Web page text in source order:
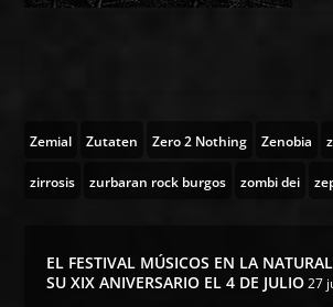
Zemial Zutaten Zero 2 Nothing Zenobia
zirrosis zurbaran rock burgos zombi dei
EL FESTIVAL MÚSICOS EN LA
SU XIX ANIVERSARIO EL 4 DE JULIO 27